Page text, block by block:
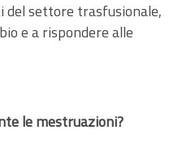
del settore trasfusionale,
e a rispondere alle
le mestruazioni?